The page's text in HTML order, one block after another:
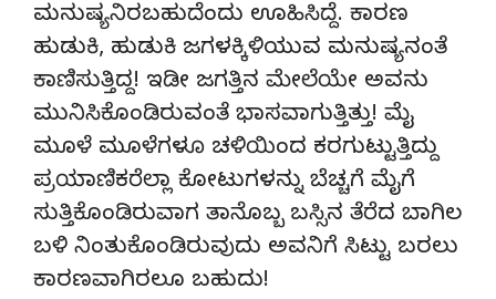
ಮನುಷ್ಯನಿರಬಹುದೆಂದು ಊಹಿಸಿದ್ದೆ. ಕಾರಣ
ಹುಡುಕಿ, ಹುಡುಕಿ ಜಗಳಕ್ಕಿಳಿಯುವ ಮನುಷ್ಯನಂತೆ
ಕಾಣಿಸುತ್ತಿದ್ದ! ಇಡೀ ಜಗತ್ತಿನ ಮೇಲೆಯೇ ಅವನು
ಮುನಿಸಿಕೊಂಡಿರುವಂತೆ ಭಾಸವಾಗುತ್ತಿತ್ತು! ಮೈ
ಮೂಳೆ ಮೂಳೆಗಳೂ ಚಳಿಯಿಂದ ಕರಗುಟ್ಟುತ್ತಿದ್ದು
ಪ್ರಯಾಣಿಕರೆಲ್ಲಾ ಕೋಟುಗಳನ್ನು ಬೆಚ್ಚಗೆ ಮೈಗೆ
ಸುತ್ತಿಕೊಂಡಿರುವಾಗ ತಾನೊಬ್ಬ ಬಸ್ಸಿನ ತೆರೆದ ಬಾಗಿಲ
ಬಳಿ ನಿಂತುಕೊಂಡಿರುವುದು ಅವನಿಗೆ ಸಿಟ್ಟು ಬರಲು
ಕಾರಣವಾಗಿರಲೂ ಬಹುದು!